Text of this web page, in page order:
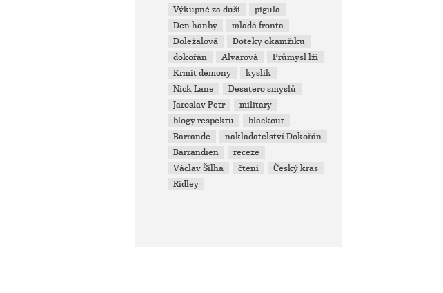
Výkupné za duši
pigula
Den hanby
mladá fronta
Doležalová
Doteky okamžiku
dokořán
Alvarová
Průmysl lži
Krmit démony
kyslík
Nick Lane
Desatero smyslů
Jaroslav Petr
military
blogy respektu
blackout
Barrande
nakladatelství Dokořán
Barrandien
receze
Václav Šilha
čtení
Český kras
Ridley